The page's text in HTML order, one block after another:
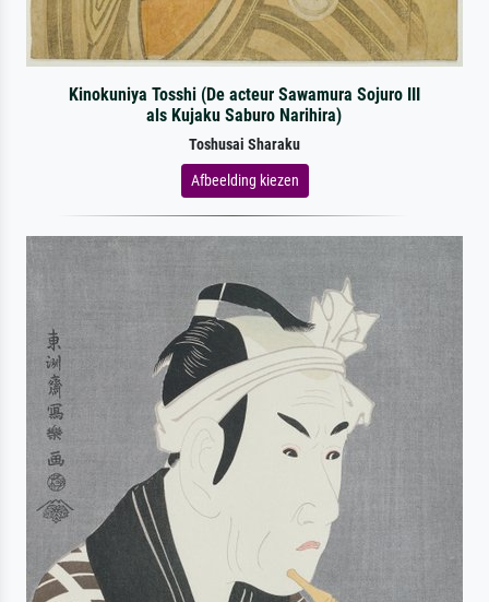
Kinokuniya Tosshi (De acteur Sawamura Sojuro III
als Kujaku Saburo Narihira)
Toshusai Sharaku
Afbeelding kiezen